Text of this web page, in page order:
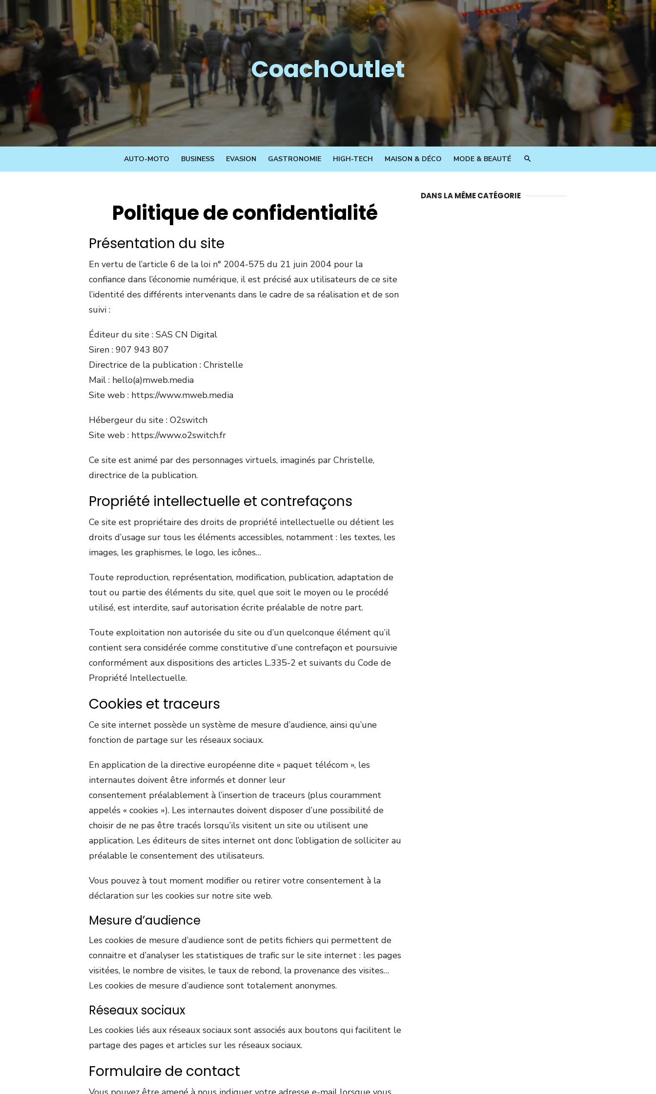
to
content
CoachOutlet
AUTO-MOTO BUSINESS EVASION GASTRONOMIE HIGH-TECH MAISON & DÉCO MODE & BEAUTÉ
Politique de confidentialité
Présentation du site
En vertu de l’article 6 de la loi n° 2004-575 du 21 juin 2004 pour la
confiance dans l’économie numérique, il est précisé aux utilisateurs de ce site
l’identité des différents intervenants dans le cadre de sa réalisation et de son
suivi :
Éditeur du site : SAS CN Digital
Siren : 907 943 807
Directrice de la publication : Christelle
Mail : hello(a)mweb.media
Site web : https://www.mweb.media
Hébergeur du site : O2switch
Site web : https://www.o2switch.fr
Ce site est animé par des personnages virtuels, imaginés par Christelle,
directrice de la publication.
Propriété intellectuelle et contrefaçons
Ce site est propriétaire des droits de propriété intellectuelle ou détient les
droits d’usage sur tous les éléments accessibles, notamment : les textes, les
images, les graphismes, le logo, les icônes…
Toute reproduction, représentation, modification, publication, adaptation de
tout ou partie des éléments du site, quel que soit le moyen ou le procédé
utilisé, est interdite, sauf autorisation écrite préalable de notre part.
Toute exploitation non autorisée du site ou d’un quelconque élément qu’il
contient sera considérée comme constitutive d’une contrefaçon et poursuivie
conformément aux dispositions des articles L.335-2 et suivants du Code de
Propriété Intellectuelle.
Cookies et traceurs
Ce site internet possède un système de mesure d’audience, ainsi qu’une
fonction de partage sur les réseaux sociaux.
En application de la directive européenne dite « paquet télécom », les
internautes doivent être informés et donner leur
consentement préalablement à l’insertion de traceurs (plus couramment
appelés « cookies »). Les internautes doivent disposer d’une possibilité de
choisir de ne pas être tracés lorsqu’ils visitent un site ou utilisent une
application. Les éditeurs de sites internet ont donc l’obligation de solliciter au
préalable le consentement des utilisateurs.
Vous pouvez à tout moment modifier ou retirer votre consentement à la
déclaration sur les cookies sur notre site web.
Mesure d’audience
Les cookies de mesure d’audience sont de petits fichiers qui permettent de
connaitre et d’analyser les statistiques de trafic sur le site internet : les pages
visitées, le nombre de visites, le taux de rebond, la provenance des visites…
Les cookies de mesure d’audience sont totalement anonymes.
Réseaux sociaux
Les cookies liés aux réseaux sociaux sont associés aux boutons qui facilitent le
partage des pages et articles sur les réseaux sociaux.
Formulaire de contact
DANS LA MÊME CATÉGORIE